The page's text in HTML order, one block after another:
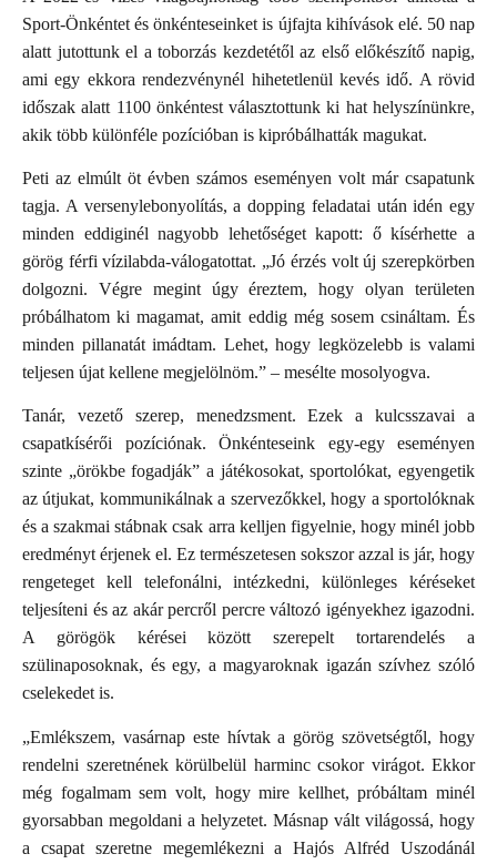
Sport-Önkéntet és önkénteseinket is újfajta kihívások elé. 50 nap
alatt jutottunk el a toborzás kezdetétől az első előkészítő napig,
ami egy ekkora rendezvénynél hihetetlenül kevés idő. A rövid
időszak alatt 1100 önkéntest választottunk ki hat helyszínünkre,
akik több különféle pozícióban is kipróbálhatták magukat.
Peti az elmúlt öt évben számos eseményen volt már csapatunk
tagja. A versenylebonyolítás, a dopping feladatai után idén egy
minden eddiginél nagyobb lehetőséget kapott: ő kísérhette a
görög férfi vízilabda-válogatottat. „Jó érzés volt új szerepkörben
dolgozni. Végre megint úgy éreztem, hogy olyan területen
próbálhatom ki magamat, amit eddig még sosem csináltam. És
minden pillanatát imádtam. Lehet, hogy legközelebb is valami
teljesen újat kellene megjelölnöm.” – mesélte mosolyogva.
Tanár, vezető szerep, menedzsment. Ezek a kulcsszavai a
csapatkísérői pozíciónak. Önkénteseink egy-egy eseményen
szinte „örökbe fogadják” a játékosokat, sportolókat, egyengetik
az útjukat, kommunikálnak a szervezőkkel, hogy a sportolóknak
és a szakmai stábnak csak arra kelljen figyelnie, hogy minél jobb
eredményt érjenek el. Ez természetesen sokszor azzal is jár, hogy
rengeteget kell telefonálni, intézkedni, különleges kéréseket
teljesíteni és az akár percről percre változó igényekhez igazodni.
A görögök kérései között szerepelt tortarendelés a
szülinaposoknak, és egy, a magyaroknak igazán szívhez szóló
cselekedet is.
„Emlékszem, vasárnap este hívtak a görög szövetségtől, hogy
rendelni szeretnének körülbelül harminc csokor virágot. Ekkor
még fogalmam sem volt, hogy mire kellhet, próbáltam minél
gyorsabban megoldani a helyzetet. Másnap vált világossá, hogy
a csapat szeretne megemlékezni a Hajós Alfréd Uszodánál